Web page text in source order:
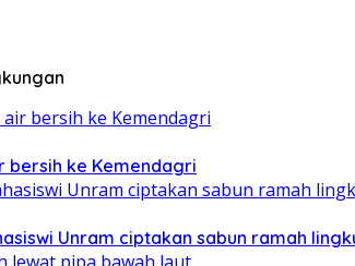
bersih ke Kemendagri
Unram ciptakan sabun ramah